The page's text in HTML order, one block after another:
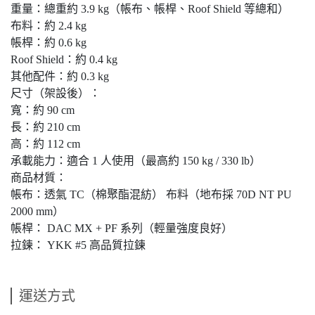
重量：總重約 3.9 kg（帳布、帳桿、Roof Shield 等總和）
布料：約 2.4 kg
帳桿：約 0.6 kg
Roof Shield：約 0.4 kg
其他配件：約 0.3 kg
尺寸（架設後）：
寬：約 90 cm
長：約 210 cm
高：約 112 cm
承載能力：適合 1 人使用（最高約 150 kg / 330 lb）
商品材質：
帳布：透氣 TC（棉聚酯混紡） 布料（地布採 70D NT PU
2000 mm）
帳桿： DAC MX + PF 系列（輕量強度良好）
拉鍊： YKK #5 高品質拉鍊
運送方式